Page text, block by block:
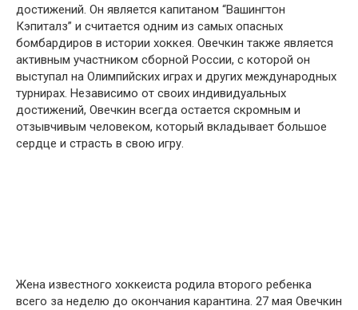
достижений. Он является капитаном “Вашингтон
Кэпиталз” и считается одним из самых опасных
бомбардиров в истории хоккея. Овечкин также является
активным участником сборной России, с которой он
выступал на Олимпийских играх и других международных
турнирах. Независимо от своих индивидуальных
достижений, Овечкин всегда остается скромным и
отзывчивым человеком, который вкладывает большое
сердце и страсть в свою игру.
Жена известного хоккеиста родила второго ребенка
всего за неделю до окончания карантина. 27 мая Овечкин